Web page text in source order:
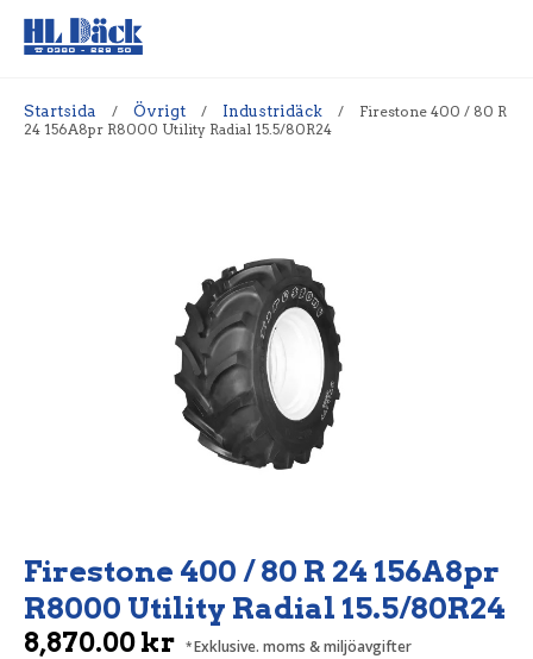
Startsida / Övrigt / Industridäck /
Firestone 400 / 80 R
24 156A8pr R8000 Utility Radial 15.5/80R24
Firestone 400 / 80 R 24 156A8pr
R8000 Utility Radial 15.5/80R24
8,870.00kr Exklusive. moms & miljöavgifter